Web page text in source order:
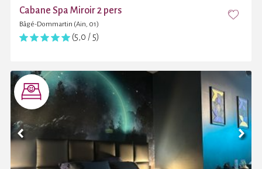
Cabane Spa Miroir 2 pers
Bâgé-Dommartin (Ain, 01)
(5,0 / 5)